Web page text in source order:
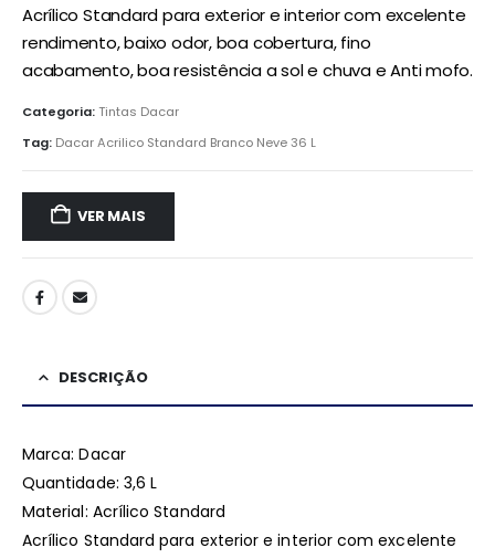
Acrílico Standard para exterior e interior com excelente
rendimento, baixo odor, boa cobertura, fino
acabamento, boa resistência a sol e chuva e Anti mofo.
Categoria:Tintas Dacar
Tag: Dacar Acrilico Standard Branco Neve 36 L
VER MAIS
DESCRIÇÃO
Marca: Dacar
Quantidade: 3,6 L
Material: Acrílico Standard
Acrílico Standard para exterior e interior com excelente